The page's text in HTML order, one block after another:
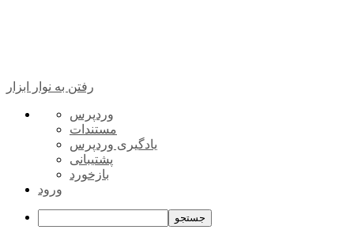
رفتن به نوار ابزار
درباره
وردپرس
وردپرس
مستندات
یادگیری وردپرس
پشتیبانی
بازخورد
ورود
جستجو